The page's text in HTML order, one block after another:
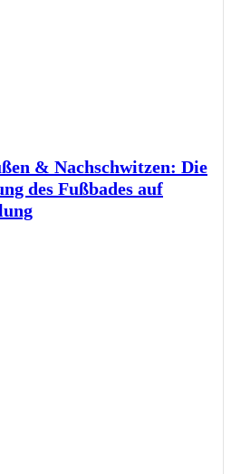
& Nachschwitzen: Die
des Fußbades auf